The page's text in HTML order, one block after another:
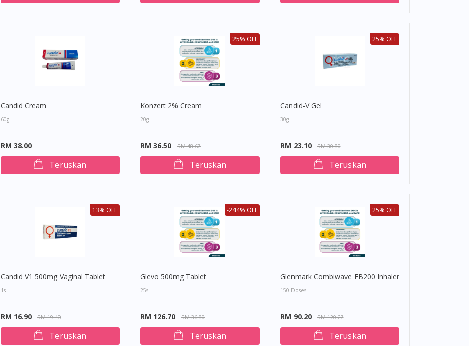
Candid Cream
60g
RM 38.00
Teruskan
25% OFF
Konzert 2% Cream
20g
RM 36.50 RM 48.67
Teruskan
25% OFF
Candid-V Gel
30g
RM 23.10 RM 30.80
Teruskan
13% OFF
Candid V1 500mg Vaginal Tablet
1s
RM 16.90 RM 19.40
Teruskan
-244% OFF
Glevo 500mg Tablet
25s
RM 126.70 RM 36.80
Teruskan
25% OFF
Glenmark Combiwave FB200 Inhaler
150 Doses
RM 90.20 RM 120.27
Teruskan